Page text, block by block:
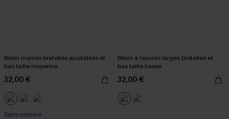
Bikini marron bretelles ajustables et
bas taille moyenne
32,00 €
Sans couture
Bikini à rayures larges bretelles et
bas taille basse
32,00 €